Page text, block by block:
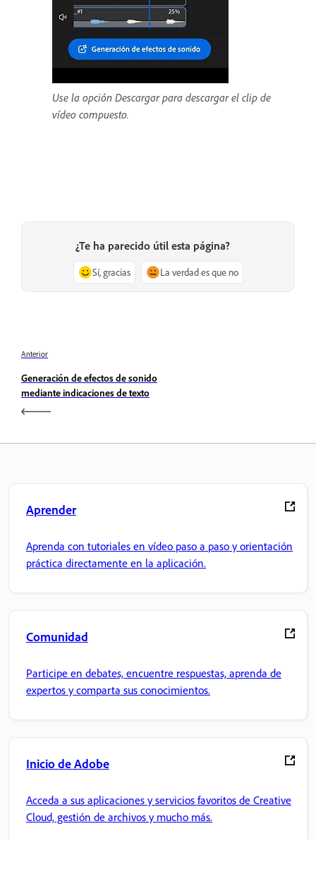
Use la opción Descargar para descargar el clip de
vídeo compuesto.
¿Te ha parecido útil esta página?
Sí, gracias La verdad es que no
Anterior
Generación de efectos de sonido
mediante indicaciones de texto
Aprender
Aprenda con tutoriales en vídeo paso a paso y orientación
práctica directamente en la aplicación.
Comunidad
Participe en debates, encuentre respuestas, aprenda de
expertos y comparta sus conocimientos.
Inicio de Adobe
Acceda a sus aplicaciones y servicios favoritos de Creative
Cloud, gestión de archivos y mucho más.